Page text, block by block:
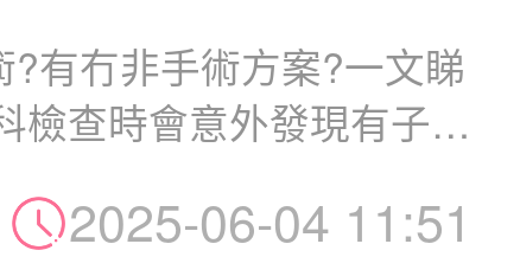
有冇非手術方案?一文睇
檢查時會意外發現有子宮
2025-06-04 11:51